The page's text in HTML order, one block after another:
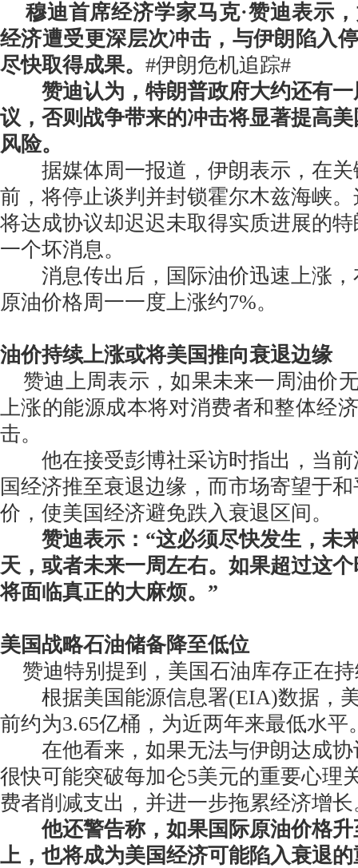
穆迪首席经济学家马克·赞迪表示
经济遭受更深层次冲击，与伊朗陷入
尽快取得成果。 #伊朗危机追踪#
赞迪认为，特朗普政府大约还有
议，否则战争带来的冲击将显著提高
风险。
据媒体周一报道，伊朗表示，在关
前，将停止谈判并封锁霍尔木兹海峡
将达成协议却迟迟未取得实质进展的
一个坏消息。
消息传出后，国际油价迅速上涨，
原油价格周一一度上涨约7%。
油价持续上涨或将美国推向衰退边缘
赞迪上周表示，如果未来一周油价
上涨的能源成本将对消费者和整体经
击。
他在接受彭博社采访时指出，当前
国经济推至衰退边缘，而市场寄望于
价，使美国经济避免跌入衰退区间。
赞迪表示：“这必须尽快发生，未
天，或者未来一周左右。如果超过这
将面临真正的大麻烦。”
美国战略石油储备降至低位
赞迪特别提到，美国石油库存正在
根据美国能源信息署(EIA)数据，
前约为3.65亿桶，为近两年来最低水平
在他看来，如果无法与伊朗达成协
很快可能突破每加仑5美元的重要心理
费者削减支出，并进一步拖累经济增长
他还警告称，如果国际原油价格
上，也将成为美国经济可能陷入衰退